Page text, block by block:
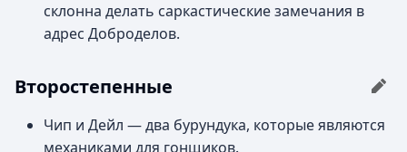
склонна делать саркастические замечания в
адрес Доброделов.
Второстепенные
Чип и Дейл — два бурундука, которые являются
механиками для гонщиков.